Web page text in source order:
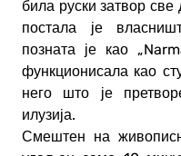
била руски затвор
постала је
позната је као
функционисала као
него што је
илузија.
Смештен на